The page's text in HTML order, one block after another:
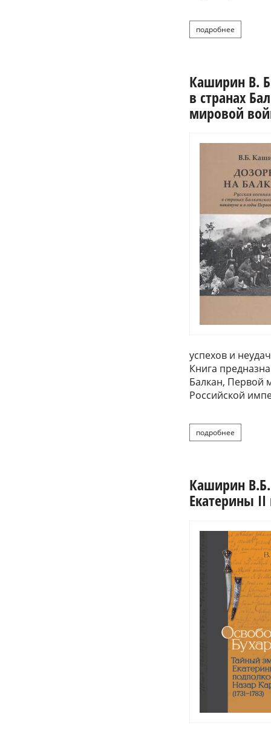
подробнее
Каширин В.
в странах
мировой
успехов и
Книга
Балкан, Первой
Российской
подробнее
Каширин В.Б.
Екатерины II